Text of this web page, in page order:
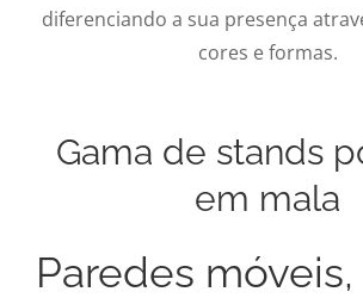
diferenciando a sua presença
cores e formas.
Gama de stands
em mala
Paredes